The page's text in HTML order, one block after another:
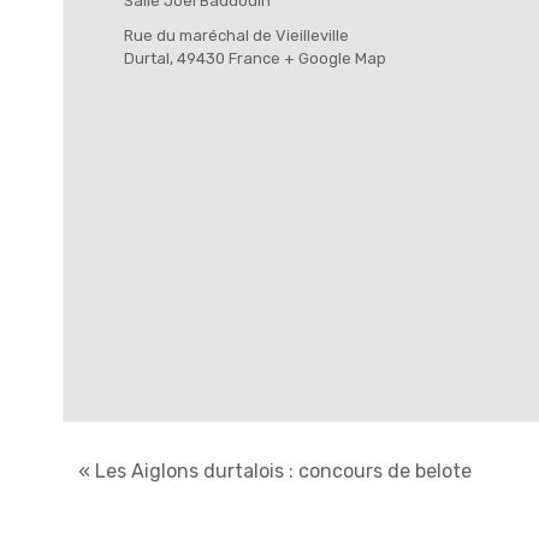
Rue du maréchal de Vieilleville
Durtal, 49430 France + Google Map
« Les Aiglons durtalois : concours de belote